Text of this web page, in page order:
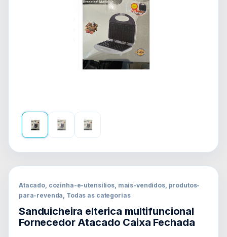
Atacado, cozinha-e-utensilios, mais-vendidos, produtos-
para-revenda, Todas as categorias
Sanduicheira elterica multifuncional
Fornecedor Atacado Caixa Fechada